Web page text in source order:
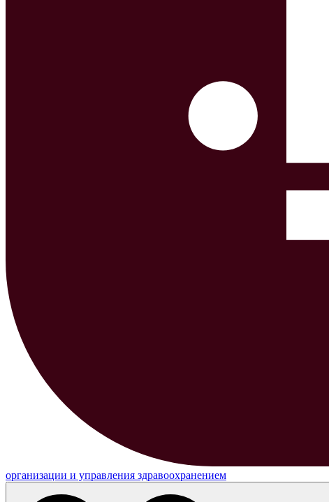
организации и управления здравоохранением